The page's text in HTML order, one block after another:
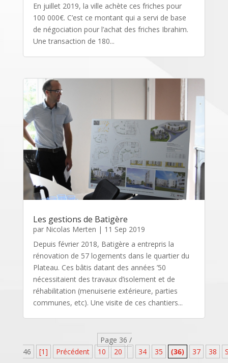
En juillet 2019, la ville achète ces friches pour
100 000€. C’est ce montant qui a servi de base
de négociation pour l’achat des friches Ibrahim.
Une transaction de 180...
Les gestions de Batigère
par Nicolas Merten | 11 Sep 2019
Depuis février 2018, Batigère a entrepris la
rénovation de 57 logements dans le quartier du
Plateau. Ces bâtis datant des années ’50
nécessitaient des travaux d’isolement et de
réhabilitation (menuiserie extérieure, parties
communes, etc). Une visite de ces chantiers...
Page 36 /
46
[1] Précédent 10 20 34 35 (36) 37 38